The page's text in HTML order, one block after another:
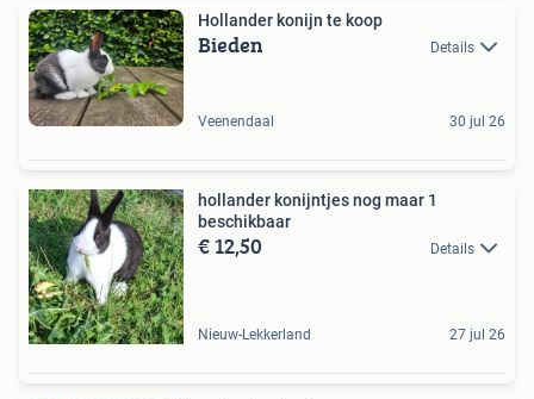
Hollander konijn te koop
Bieden Details
Veenendaal 30 jul 26
hollander konijntjes nog maar 1
beschikbaar
€ 12,50 Details
Nieuw-Lekkerland 27 jul 26